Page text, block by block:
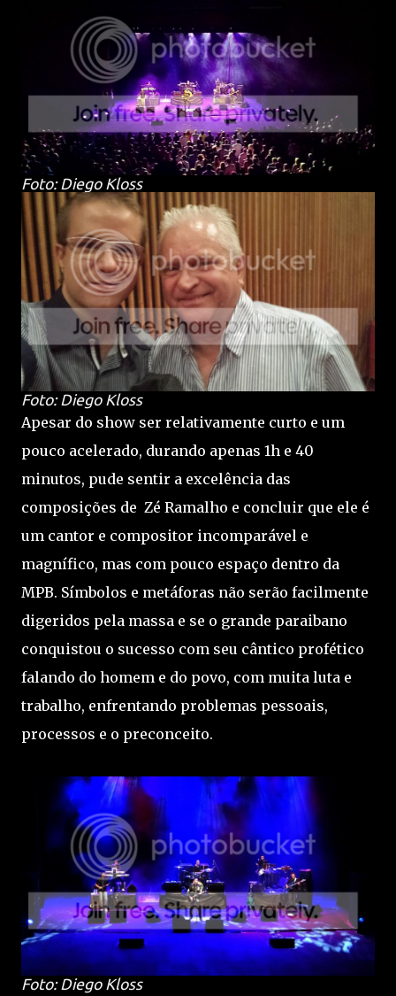
Foto: Diego Kloss
Foto: Diego Kloss
Apesar do show ser relativamente curto e um
pouco acelerado, durando apenas 1h e 40
minutos, pude sentir a excelência das
composições de Zé Ramalho e concluir que ele é
um cantor e compositor incomparável e
magnífico, mas com pouco espaço dentro da
MPB. Símbolos e metáforas não serão facilmente
digeridos pela massa e se o grande paraibano
conquistou o sucesso com seu cântico profético
falando do homem e do povo, com muita luta e
trabalho, enfrentando problemas pessoais,
processos e o preconceito.
Foto: Diego Kloss